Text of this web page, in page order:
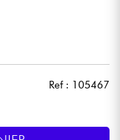
Ref : 105467